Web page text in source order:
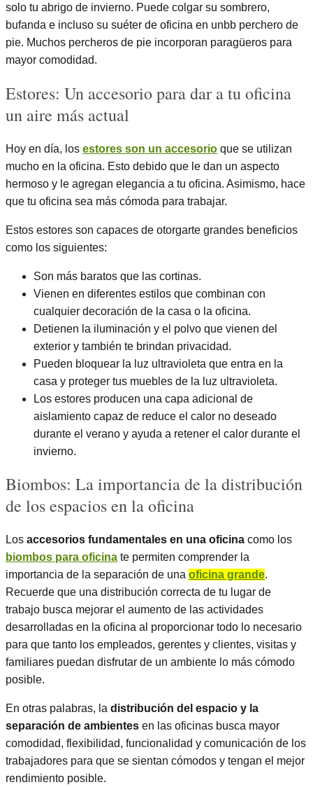
solo tu abrigo de invierno. Puede colgar su sombrero,
bufanda e incluso su suéter de oficina en unbb perchero de
pie. Muchos percheros de pie incorporan paragüeros para
mayor comodidad.
Estores: Un accesorio para dar a tu oficina
un aire más actual
Hoy en día, los estores son un accesorio que se utilizan
mucho en la oficina. Esto debido que le dan un aspecto
hermoso y le agregan elegancia a tu oficina. Asimismo, hace
que tu oficina sea más cómoda para trabajar.
Estos estores son capaces de otorgarte grandes beneficios
como los siguientes:
Son más baratos que las cortinas.
Vienen en diferentes estilos que combinan con
cualquier decoración de la casa o la oficina.
Detienen la iluminación y el polvo que vienen del
exterior y también te brindan privacidad.
Pueden bloquear la luz ultravioleta que entra en la
casa y proteger tus muebles de la luz ultravioleta.
Los estores producen una capa adicional de
aislamiento capaz de reduce el calor no deseado
durante el verano y ayuda a retener el calor durante el
invierno.
Biombos: La importancia de la distribución
de los espacios en la oficina
Los accesorios fundamentales en una oficina como los
biombos para oficina te permiten comprender la
importancia de la separación de una oficina grande.
Recuerde que una distribución correcta de tu lugar de
trabajo busca mejorar el aumento de las actividades
desarrolladas en la oficina al proporcionar todo lo necesario
para que tanto los empleados, gerentes y clientes, visitas y
familiares puedan disfrutar de un ambiente lo más cómodo
posible.
En otras palabras, la distribución del espacio y la
separación de ambientes en las oficinas busca mayor
comodidad, flexibilidad, funcionalidad y comunicación de los
trabajadores para que se sientan cómodos y tengan el mejor
rendimiento posible.